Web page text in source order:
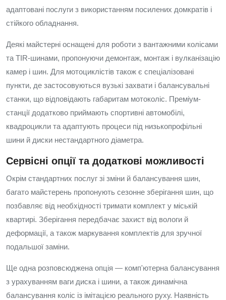
адаптовані послуги з використанням посилених домкратів і
стійкого обладнання.
Деякі майстерні оснащені для роботи з вантажними колісами
та TIR-шинами, пропонуючи демонтаж, монтаж і вулканізацію
камер і шин. Для мотоциклістів також є спеціалізовані
пункти, де застосовуються вузькі захвати і балансувальні
станки, що відповідають габаритам мотоколіс. Преміум-
станції додатково приймають спортивні автомобілі,
квадроцикли та адаптують процеси під низькопрофільні
шини й диски нестандартного діаметра.
Сервісні опції та додаткові можливості
Окрім стандартних послуг зі зміни й балансування шин,
багато майстерень пропонують сезонне зберігання шин, що
позбавляє від необхідності тримати комплект у міській
квартирі. Зберігання передбачає захист від вологи й
деформації, а також маркування комплектів для зручної
подальшої заміни.
Ще одна розповсюджена опція — комп'ютерна балансування
з урахуванням ваги диска і шини, а також динамічна
балансування коліс із імітацією реального руху. Наявність